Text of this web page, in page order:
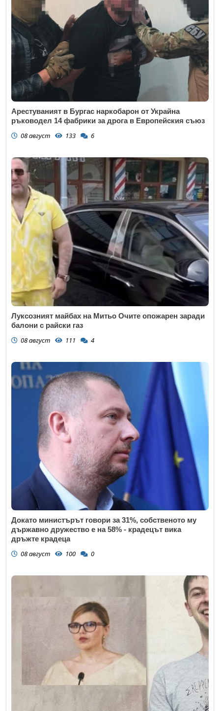
Арестуваният в Бургас наркобарон от Украйна
ръководел 14 фабрики за дрога в Европейския съюз
08 август 133 6
Луксозният майбах на Митьо Очите опожарен заради
балони с райски газ
08 август 111 4
Докато министърът говори за 31%, собственото му
държавно дружество е на 58% - крадецът вика
дръжте крадеца
08 август 100 0